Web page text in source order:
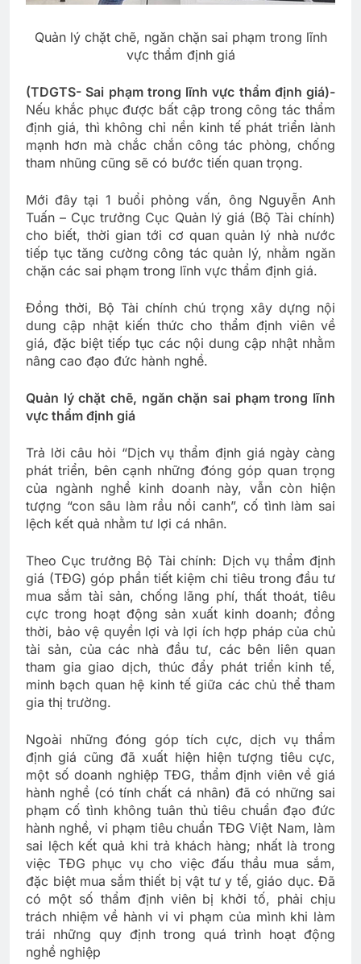
Quản lý chặt chẽ, ngăn chặn sai phạm trong lĩnh
vực thẩm định giá
(TDGTS- Sai phạm trong lĩnh vực thẩm định giá)-
Nếu khắc phục được bất cập trong công tác thẩm
định giá, thì không chỉ nền kinh tế phát triển lành
mạnh hơn mà chắc chắn công tác phòng, chống
tham nhũng cũng sẽ có bước tiến quan trọng.
Mới đây tại 1 buổi phỏng vấn, ông Nguyễn Anh
Tuấn – Cục trưởng Cục Quản lý giá (Bộ Tài chính)
cho biết, thời gian tới cơ quan quản lý nhà nước
tiếp tục tăng cường công tác quản lý, nhằm ngăn
chặn các sai phạm trong lĩnh vực thẩm định giá.
Đồng thời, Bộ Tài chính chú trọng xây dựng nội
dung cập nhật kiến thức cho thẩm định viên về
giá, đặc biệt tiếp tục các nội dung cập nhật nhằm
nâng cao đạo đức hành nghề.
Quản lý chặt chẽ, ngăn chặn sai phạm trong lĩnh
vực thẩm định giá
Trả lời câu hỏi “Dịch vụ thẩm định giá ngày càng
phát triển, bên cạnh những đóng góp quan trọng
của ngành nghề kinh doanh này, vẫn còn hiện
tượng “con sâu làm rầu nồi canh”, cố tình làm sai
lệch kết quả nhằm tư lợi cá nhân.
Theo Cục trưởng Bộ Tài chính: Dịch vụ thẩm định
giá (TĐG) góp phần tiết kiệm chi tiêu trong đầu tư
mua sắm tài sản, chống lãng phí, thất thoát, tiêu
cực trong hoạt động sản xuất kinh doanh; đồng
thời, bảo vệ quyền lợi và lợi ích hợp pháp của chủ
tài sản, của các nhà đầu tư, các bên liên quan
tham gia giao dịch, thúc đẩy phát triển kinh tế,
minh bạch quan hệ kinh tế giữa các chủ thể tham
gia thị trường.
Ngoài những đóng góp tích cực, dịch vụ thẩm
định giá cũng đã xuất hiện hiện tượng tiêu cực,
một số doanh nghiệp TĐG, thẩm định viên về giá
hành nghề (có tính chất cá nhân) đã có những sai
phạm cố tình không tuân thủ tiêu chuẩn đạo đức
hành nghề, vi phạm tiêu chuẩn TĐG Việt Nam, làm
sai lệch kết quả khi trả khách hàng; nhất là trong
việc TĐG phục vụ cho việc đấu thầu mua sắm,
đặc biệt mua sắm thiết bị vật tư y tế, giáo dục. Đã
có một số thẩm định viên bị khởi tố, phải chịu
trách nhiệm về hành vi vi phạm của mình khi làm
trái những quy định trong quá trình hoạt động
nghề nghiệp